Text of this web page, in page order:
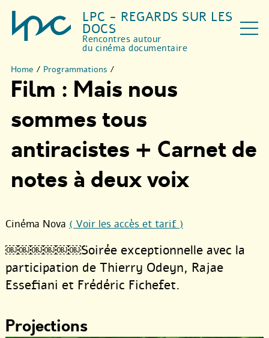
LPC - REGARDS SUR LES
DOCS
Rencontres autour
du cinéma documentaire
Home / Programmations /
Film : Mais nous
sommes tous
antiracistes + Carnet de
notes à deux voix
Cinéma Nova ( Voir les accès et tarif )
￼￼￼￼￼￼Soirée exceptionnelle avec la
participation de Thierry Odeyn, Rajae
Essefiani et Frédéric Fichefet.
Projections